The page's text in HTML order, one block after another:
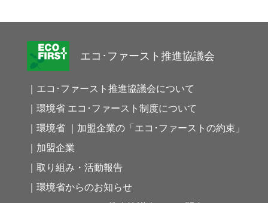
エコ･ファースト推進協議会
｜エコ･ファースト推進協議会について
｜環境省 エコ･ファースト制度について
｜環境省 ｜加盟企業の「エコ･ファーストの約束」
｜加盟企業
｜取り組み・活動報告
｜環境省からのお知らせ